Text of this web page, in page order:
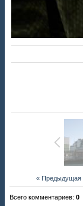
« Предыдущая
Всего комментариев: 0